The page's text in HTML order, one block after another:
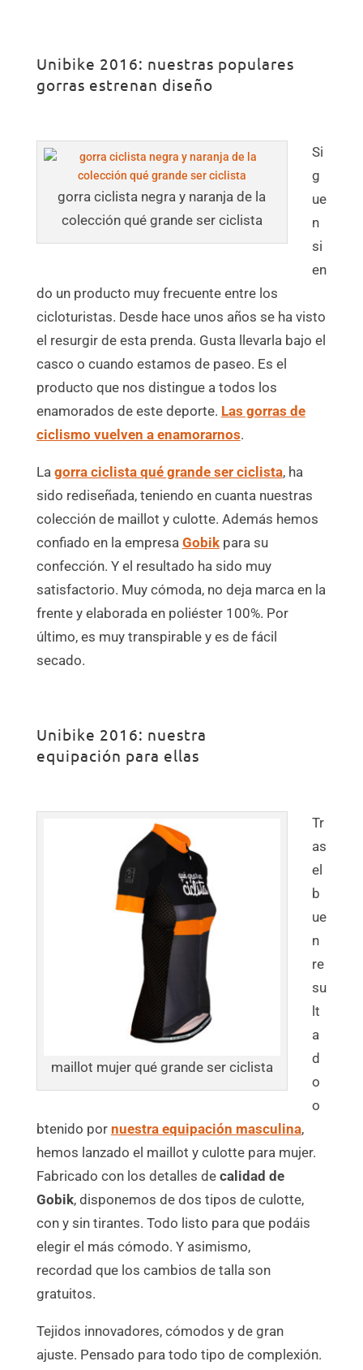
Unibike 2016: nuestras populares
gorras estrenan diseño
gorra ciclista negra y naranja de la
colección qué grande ser ciclista
Si
g
ue
n
si
en
do un producto muy frecuente entre los
cicloturistas. Desde hace unos años se ha visto
el resurgir de esta prenda. Gusta llevarla bajo el
casco o cuando estamos de paseo. Es el
producto que nos distingue a todos los
enamorados de este deporte. Las gorras de
ciclismo vuelven a enamorarnos.
La gorra ciclista qué grande ser ciclista, ha
sido rediseñada, teniendo en cuanta nuestras
colección de maillot y culotte. Además hemos
confiado en la empresa Gobikpara su
confección. Y el resultado ha sido muy
satisfactorio. Muy cómoda, no deja marca en la
frente y elaborada en poliéster 100%. Por
último, es muy transpirable y es de fácil
secado.
Unibike 2016: nuestra
equipación para ellas
maillot mujer qué grande ser ciclista
Tr
as
el
b
ue
n
re
su
lt
a
d
o
o
btenido por nuestra equipación masculina,
hemos lanzado el maillot y culotte para mujer.
Fabricado con los detalles de calidad de
Gobik, disponemos de dos tipos de culotte,
con y sin tirantes. Todo listo para que podáis
elegir el más cómodo. Y asimismo,
recordad que los cambios de talla son
gratuitos.
Tejidos innovadores, cómodos y de gran
ajuste. Pensado para todo tipo de complexión.